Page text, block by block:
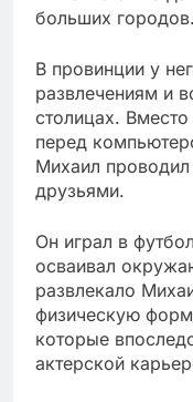
больших городов.
В провинции у
развлечениям и
столицах.
перед
Михаил
друзьями.
Он играл в
осваивал
развлекало
физическую
которые
актерской